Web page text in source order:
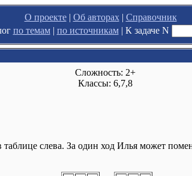
О проекте| Об авторах| Справочник
по темам| по источникам| К задаче N
Сложность: 2+
Классы: 6,7,8
таблице слева. За один ход Илья может